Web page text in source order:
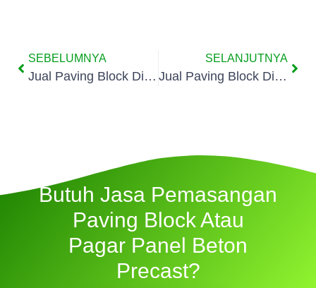
SEBELUMNYA
Jual Paving Block Di Rumpin
SELANJUTNYA
Jual Paving Block Di Sukaraja
Butuh Jasa Pemasangan
Paving Block Atau
Pagar Panel Beton
Precast?